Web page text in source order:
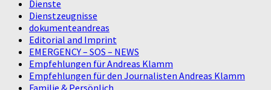
Dienste
Dienstzeugnisse
dokumenteandreas
Editorial and Imprint
EMERGENCY – SOS – NEWS
Empfehlungen für Andreas Klamm
Empfehlungen für den Journalisten Andreas Klamm
Familie & Persönlich